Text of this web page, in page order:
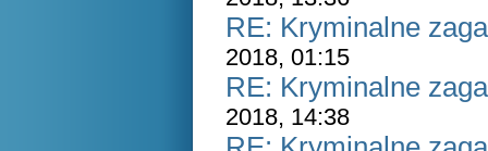
RE: Kryminalne
2018, 01:15
RE: Kryminalne
2018, 14:38